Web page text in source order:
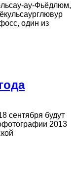
ау-Фьёдлюм,
один из
сентября будут
2013